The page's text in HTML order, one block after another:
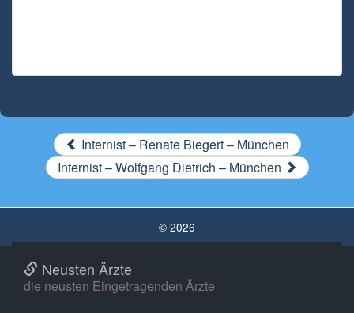
Internist – Renate Biegert – München
Internist – Wolfgang Dietrich – München
© 2026
Neusten Ärzte
die neusten Eingetragenden Ärzte